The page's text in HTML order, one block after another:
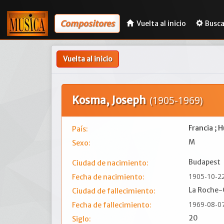
Compositores Vuelta al inicio
Vuelta al inicio
Kosma, Joseph (1905-1969)
País:
Francia ;
Sexo:
M
Ciudad de nacimiento:
Budapest
Fecha de nacimiento:
1905-10-
Ciudad de fallecimiento:
La
Fecha de fallecimiento:
1969-08-
Siglo: 20